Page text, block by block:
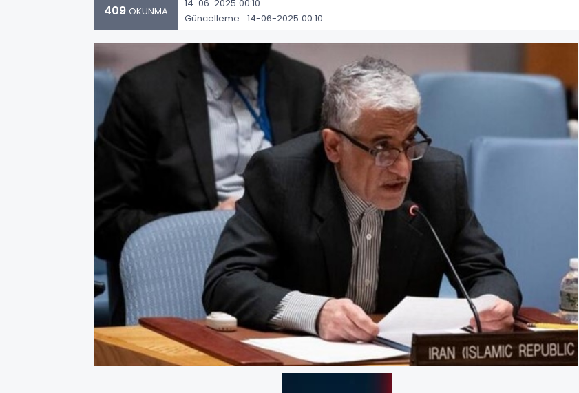
409 OKUNMA
14-06-2025 00:10
Güncelleme : 14-06-2025 00:10